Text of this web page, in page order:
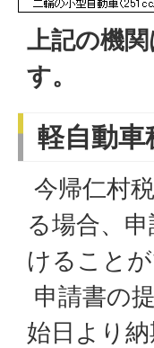
上記の機
す。
軽自動
今帰仁村
る場合、
けることが
申請書の
始日より